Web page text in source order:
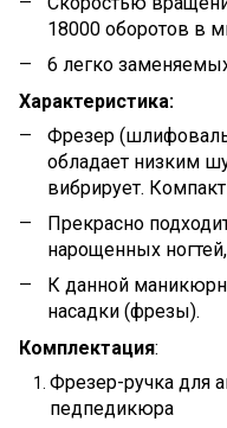
18000 оборотов в
6 легко
Характеристика:
Фрезер
обладает низким
вибрирует.
Прекрасно
нарощенных
К данной
насадки (фрезы).
Комплектация:
Фрезер-ручка для
педпедикюра